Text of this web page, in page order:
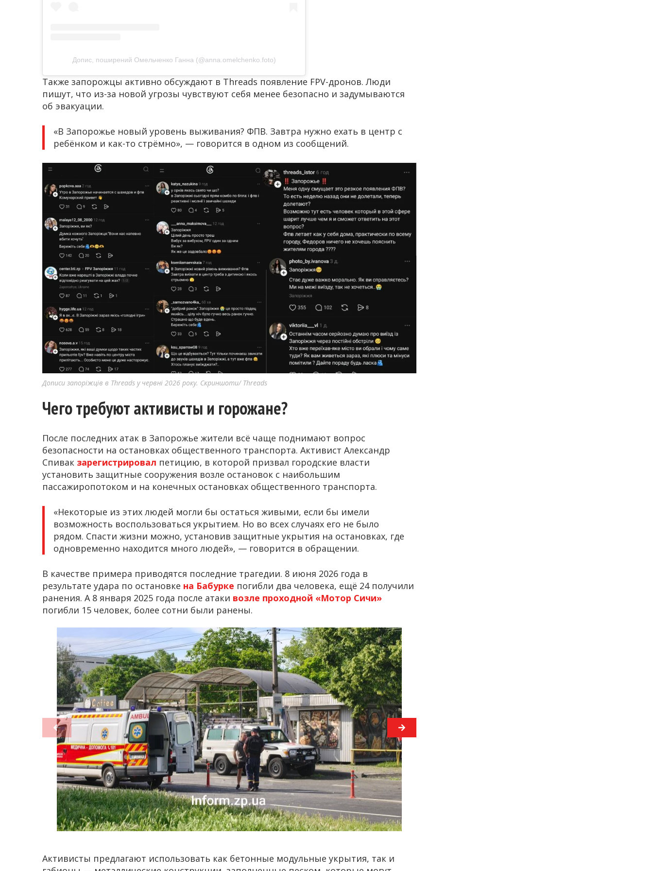
Допис, поширений Омельченко Ганна (@anna.omelchenko.foto)
Также запорожцы активно обсуждают в Threads появление FPV-дронов. Люди
пишут, что из-за новой угрозы чувствуют себя менее безопасно и задумываются
об эвакуации.
«В Запорожье новый уровень выживания? ФПВ. Завтра нужно ехать в центр с
ребёнком и как-то стрёмно», — говорится в одном из сообщений.
Дописи запоріжців в Threads у червні 2026 року. Скриншоти/ Threads
Чего требуют активисты и горожане?
После последних атак в Запорожье жители всё чаще поднимают вопрос
безопасности на остановках общественного транспорта. Активист Александр
Спивак зарегистрировал петицию, в которой призвал городские власти
установить защитные сооружения возле остановок с наибольшим
пассажиропотоком и на конечных остановках общественного транспорта.
«Некоторые из этих людей могли бы остаться живыми, если бы имели
возможность воспользоваться укрытием. Но во всех случаях его не было
рядом. Спасти жизни можно, установив защитные укрытия на остановках, где
одновременно находится много людей», — говорится в обращении.
В качестве примера приводятся последние трагедии. 8 июня 2026 года в
результате удара по остановке на Бабурке погибли два человека, ещё 24 получили
ранения. А 8 января 2025 года после атаки возле проходной «Мотор Сичи»
погибли 15 человек, более сотни были ранены.
Активисты предлагают использовать как бетонные модульные укрытия, так и